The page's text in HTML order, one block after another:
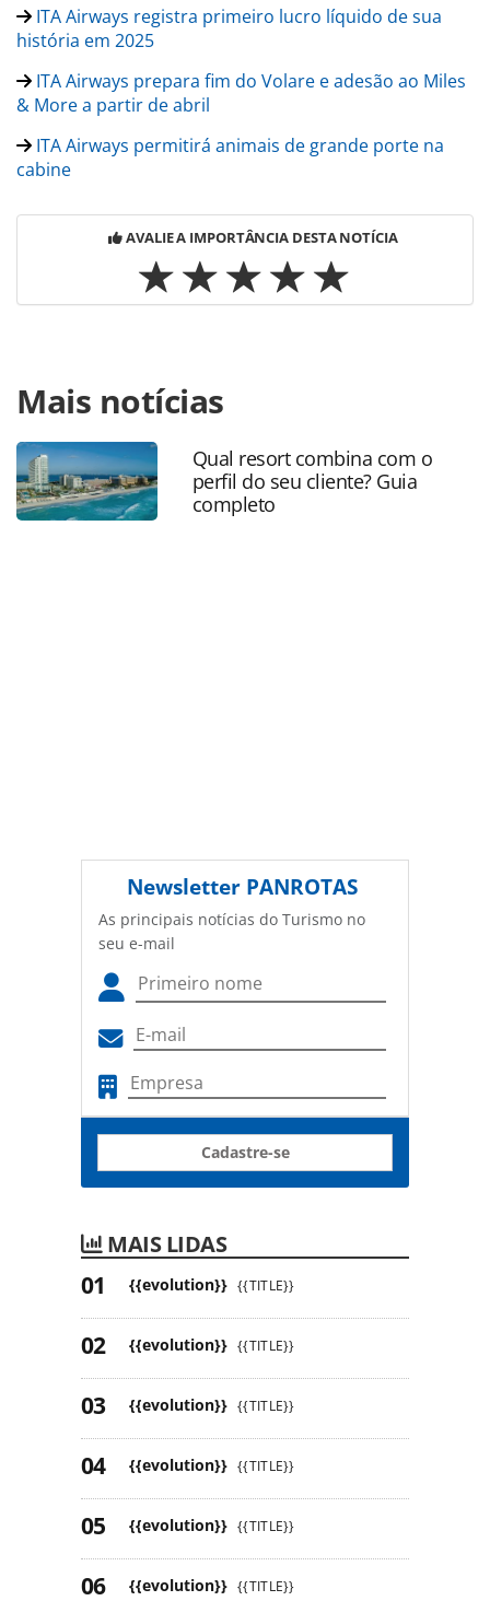
ITA Airways registra primeiro lucro líquido de sua
história em 2025
ITA Airways prepara fim do Volare e adesão ao Miles
& More a partir de abril
ITA Airways permitirá animais de grande porte na
cabine
AVALIE A IMPORTÂNCIA DESTA NOTÍCIA
https://www.panrotas.com.br/aviacao/empresas/2026/03/
alliance-oficializa-entrada-da-ita-airways-como-seu-mais-
novo-membro_227242.html ou as ferramentas oferecidas
na página. Todo o conteúdo produzido pela PANROTAS
Editora é protegido pela legislação brasileira sobre direito
autoral. Não reproduza o conteúdo sem autorização da
Mais notícias
Qual resort combina com o
perfil do seu cliente? Guia
completo
Newsletter PANROTAS
As principais notícias do Turismo no
seu e-mail
Cadastre-se
MAIS LIDAS
{{evolution}} {{TITLE}}
{{evolution}} {{TITLE}}
{{evolution}} {{TITLE}}
{{evolution}} {{TITLE}}
{{evolution}} {{TITLE}}
{{evolution}} {{TITLE}}